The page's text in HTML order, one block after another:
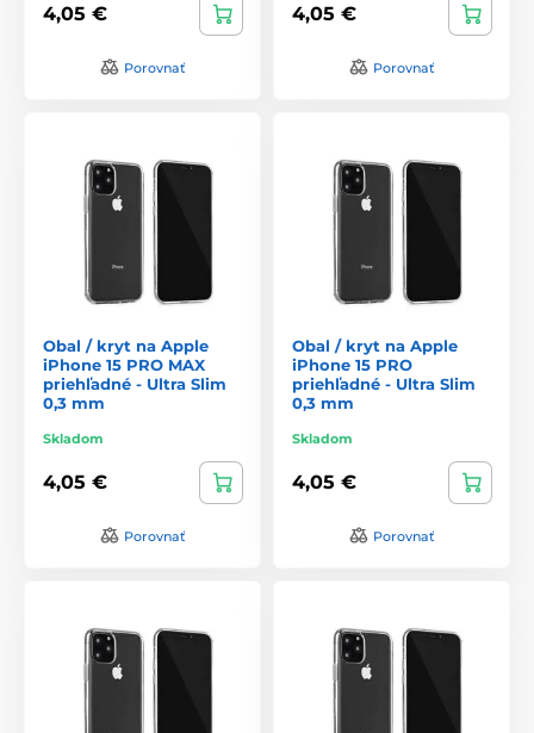
4,05 €
Porovnať
4,05 €
Porovnať
Obal / kryt na Apple
iPhone 15 PRO MAX
priehľadné - Ultra Slim
0,3 mm
Skladom
4,05 €
Porovnať
Obal / kryt na Apple
iPhone 15 PRO
priehľadné - Ultra Slim
0,3 mm
Skladom
4,05 €
Porovnať